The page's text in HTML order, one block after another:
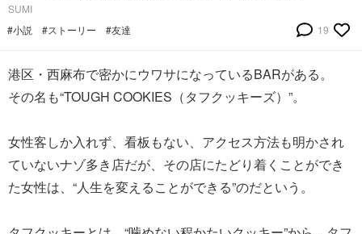
SUMI
#小説
#ストーリー #友達 19
港区・西麻布で密かにウワサになっているBARがある。
その名も“TOUGH COOKIES（タフクッキーズ）”。
女性客しか入れず、看板もない、アクセス方法も明かされ
ていないナゾ多き店だが、その店にたどり着くことができ
た女性は、“人生を変えることができる”のだという。